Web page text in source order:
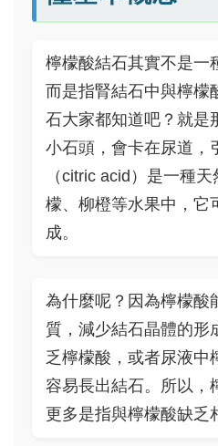
檸檬酸結石其實不是一
而是指腎結石中與檸檬
石大家都知道吧？就是
小石頭，會卡在尿道，
（citric acid）是一種
檬、柳橙等水果中，它
成。
為什麼呢？因為檸檬酸
質，減少結石晶體的形
乏檸檬酸，或者尿液中
容易長出結石。所以，
更多是指與檸檬酸缺乏